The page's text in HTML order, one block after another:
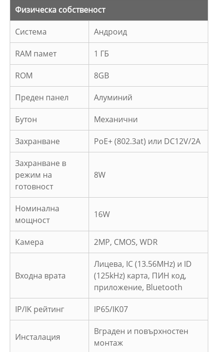
Физическа собственост
Система Андроид
RAM памет 1 ГБ
ROM 8GB
Преден панел Алуминий
Бутон Механични
Захранване PoE+ (802.3at) или DC12V/2A
Захранване в
режим на
готовност
8W
Номинална
мощност
16W
Камера 2MP, CMOS, WDR
Входна врата
Лицева, IC (13.56MHz) и ID
(125kHz) карта, ПИН код,
приложение, Bluetooth
IP/IK рейтинг IP65/IK07
Инсталация
Вграден и повърхностен
монтаж